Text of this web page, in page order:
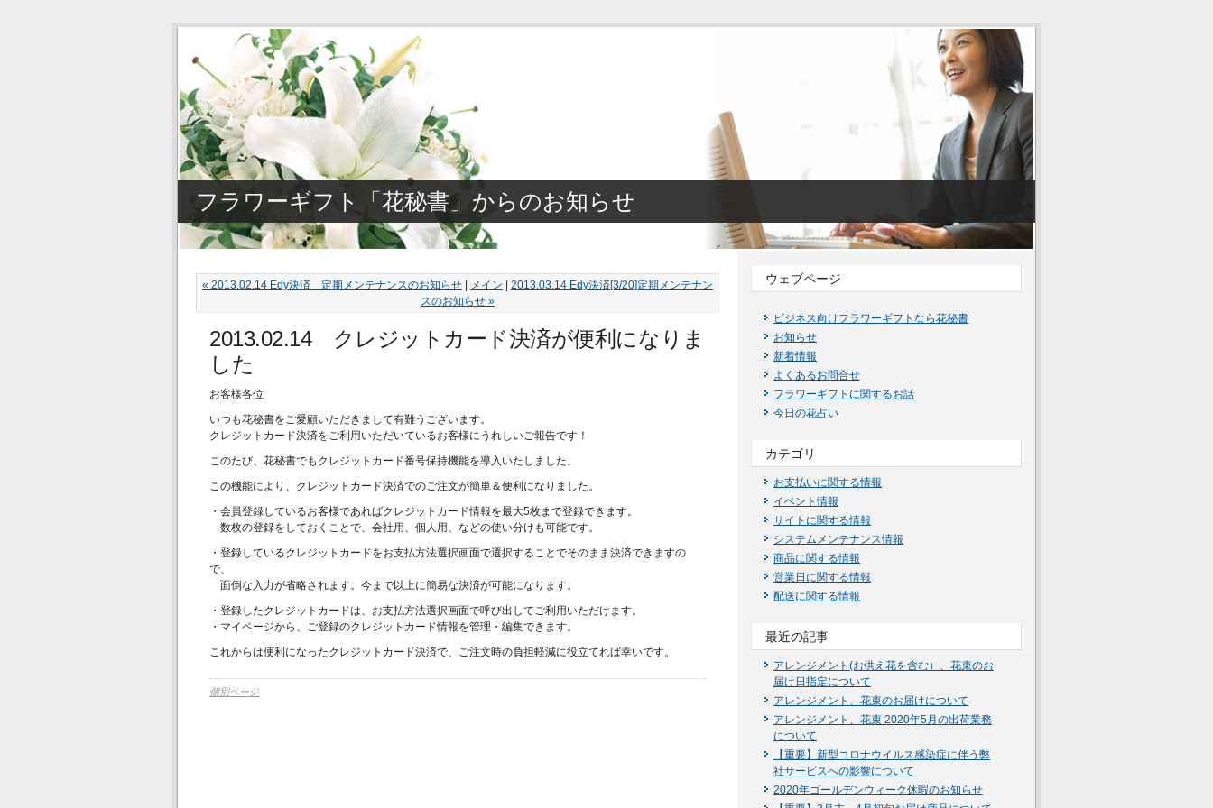
フラワーギフト「花秘書」からのお知らせ
« 2013.02.14 Edy決済 定期メンテナンスのお知らせ メイン
2013.03.14 Edy決済[3/20]定期メンテナン
スのお知らせ »
2013.02.14 クレジットカード決済が便利になりま
した
お客様各位
いつも花秘書をご愛顧いただきまして有難うございます。
クレジットカード決済をご利用いただいているお客様にうれしいご報告です！
このたび、花秘書でもクレジットカード番号保持機能を導入いたしました。
この機能により、クレジットカード決済でのご注文が簡単＆便利になりました。
・会員登録しているお客様であればクレジットカード情報を最大5枚まで登録できます。
数枚の登録をしておくことで、会社用、個人用、などの使い分けも可能です。
・登録しているクレジットカードをお支払方法選択画面で選択することでそのまま決済できますの
で、
面倒な入力が省略されます。今まで以上に簡易な決済が可能になります。
・登録したクレジットカードは、お支払方法選択画面で呼び出してご利用いただけます。
・マイページから、ご登録のクレジットカード情報を管理・編集できます。
これからは便利になったクレジットカード決済で、ご注文時の負担軽減に役立てれば幸いです。
個別ページ
ウェブページ
ビジネス向けフラワーギフトなら花秘書
お知らせ
新着情報
よくあるお問合せ
フラワーギフトに関するお話
今日の花占い
カテゴリ
お支払いに関する情報
イベント情報
サイトに関する情報
システムメンテナンス情報
商品に関する情報
営業日に関する情報
配送に関する情報
最近の記事
アレンジメント(お供え花を含む）、花束のお
届け日指定について
アレンジメント、花束のお届けについて
アレンジメント、花束 2020年5月の出荷業務
について
【重要】新型コロナウイルス感染症に伴う弊
社サービスへの影響について
2020年ゴールデンウィーク休暇のお知らせ